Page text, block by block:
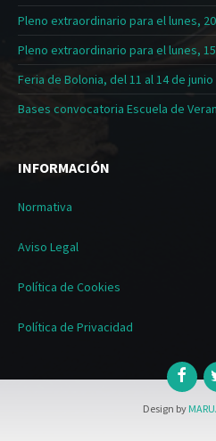
Pleno extraordinario para el lunes,
Pleno extraordinario para el lunes,
Feria de Bolonia, del 11 al 14 de junio
Bases convocatoria Escuela de
INFORMACIÓN
Normativa
Aviso Legal
Política de Cookies
Política de Privacidad
Design by